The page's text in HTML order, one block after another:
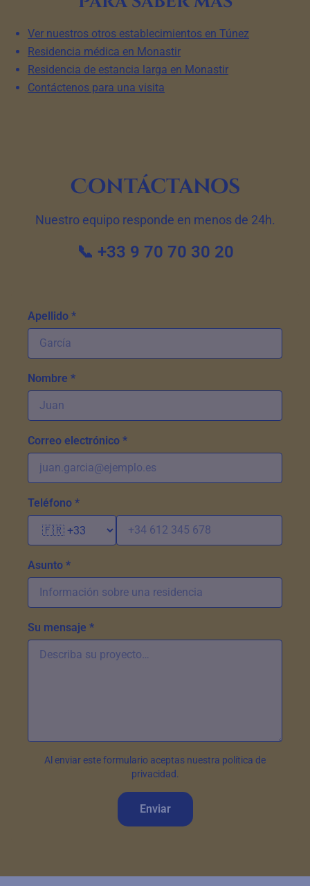
Ver nuestros otros establecimientos en Túnez
Residencia médica en Monastir
Residencia de estancia larga en Monastir
Contáctenos para una visita
Contáctanos
Nuestro equipo responde en menos de 24h.
📞 +33 9 70 70 30 20
Apellido *
Nombre *
Correo electrónico *
Teléfono *
Asunto *
Su mensaje *
Al enviar este formulario aceptas nuestra política de
privacidad.
Enviar